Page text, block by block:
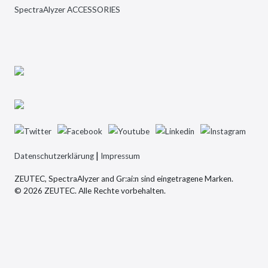
SpectraAlyzer ACCESSORIES
Datenschutzerklärung | Impressum
ZEUTEC, SpectraAlyzer and Gr:ai:n sind eingetragene Marken.
© 2026 ZEUTEC. Alle Rechte vorbehalten.